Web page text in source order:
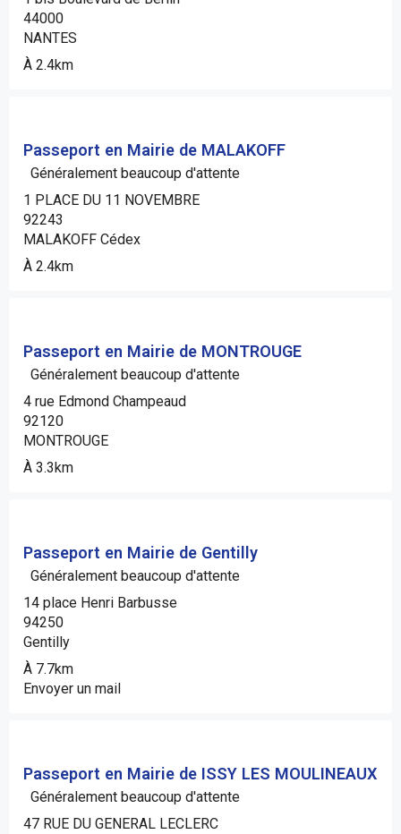
44000
NANTES
À 2.4km
Passeport en Mairie de MALAKOFF
Généralement beaucoup d'attente
1 PLACE DU 11 NOVEMBRE
92243
MALAKOFF Cédex
À 2.4km
Passeport en Mairie de MONTROUGE
Généralement beaucoup d'attente
4 rue Edmond Champeaud
92120
MONTROUGE
À 3.3km
Passeport en Mairie de Gentilly
Généralement beaucoup d'attente
14 place Henri Barbusse
94250
Gentilly
À 7.7km
Envoyer un mail
Passeport en Mairie de ISSY LES MOULINEAUX
Généralement beaucoup d'attente
47 RUE DU GENERAL LECLERC